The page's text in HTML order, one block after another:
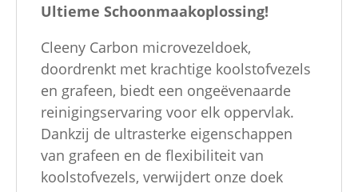
Ultieme Schoonmaakoplossing!
Cleeny Carbon microvezeldoek,
doordrenkt met krachtige koolstofvezels
en grafeen, biedt een ongeëvenaarde
reinigingservaring voor elk oppervlak.
Dankzij de ultrasterke eigenschappen
van grafeen en de flexibiliteit van
koolstofvezels, verwijdert onze doek